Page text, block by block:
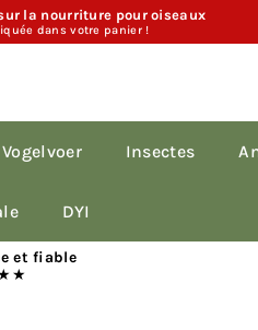
la nourriture pour oiseaux
dans votre panier !
Vogelvoer Insectes
DYI
et fiable